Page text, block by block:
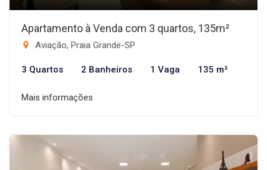
Apartamento à Venda com 3 quartos, 135m²
Aviação, Praia Grande-SP
3 Quartos 2 Banheiros 1 Vaga 135 m²
Mais informações